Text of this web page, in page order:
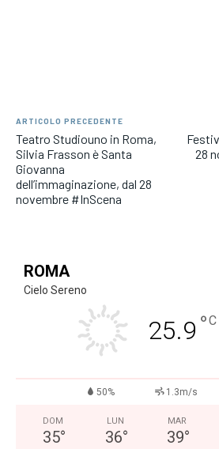
ARTICOLO PRECEDENTE
Teatro Studiouno in Roma,
Silvia Frasson è Santa
Giovanna
dell’immaginazione, dal 28
novembre #InScena
28
ROMA
Cielo Sereno
25.9 °C
50% 1.3m/s
DOM
35°
LUN
36°
MAR
39°